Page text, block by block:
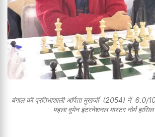
बंगाल की प्रतिभाशाली अर्पिता मुखर्जी (2054) नें
पहला वुमेन इंटरनेशनल मास्टर नोर्म